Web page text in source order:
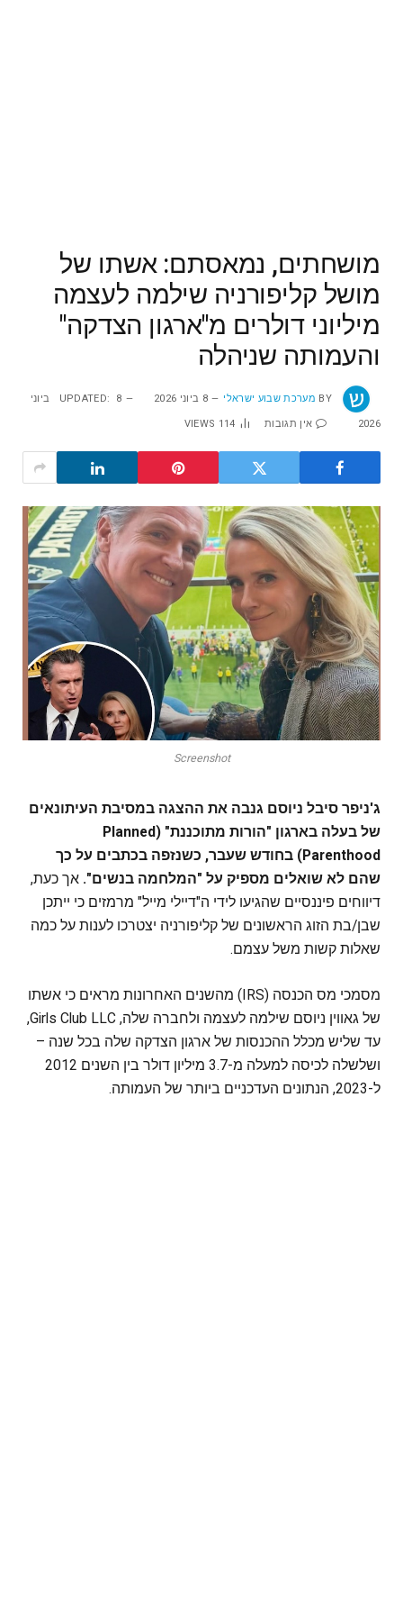
מושחתים, נמאסתם: אשתו של
מושל קליפורניה שילמה לעצמה
מיליוני דולרים מ"ארגון הצדקה"
והעמותה שניהלה
BY מערכת שבוע ישראלי 8 ביוני 2026 UPDATED: 8 ביוני
2026 אין תגובות 114
VIEWS
Screenshot
ג'ניפר סיבל ניוסם גנבה את ההצגה במסיבת העיתונאים
של בעלה בארגון "הורות מתוכננת" (Planned
Parenthood) בחודש שעבר, כשנזפה בכתבים על כך
שהם לא שואלים מספיק על "המלחמה בנשים". אך כעת,
דיווחים פיננסיים שהגיעו לידי ה"דיילי מייל" מרמזים כי ייתכן
שבן/בת הזוג הראשונים של קליפורניה יצטרכו לענות על כמה
שאלות קשות משל עצמם.
מסמכי מס הכנסה (IRS) מהשנים האחרונות מראים כי אשתו
של גאווין ניוסם שילמה לעצמה ולחברה שלה, Girls Club LLC,
עד שליש מכלל ההכנסות של ארגון הצדקה שלה בכל שנה –
ושלשלה לכיסה למעלה מ-3.7 מיליון דולר בין השנים 2012
ל-2023, הנתונים העדכניים ביותר של העמותה.